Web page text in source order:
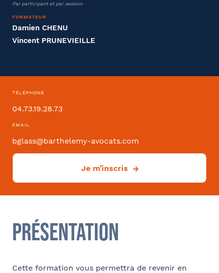
Par participant et par session
FORMATEUR
Damien CHENU
Vincent PRUNEVIEILLE
TÉLÉPHONE
04.73.19.28.73
EMAIL
bglass@barthelemy-avocats.com
Je m’inscris
Présentation
Cette formation vous permettra de revenir en
Effectifs dans l'entreprise
Convention collective
Déjà client ?